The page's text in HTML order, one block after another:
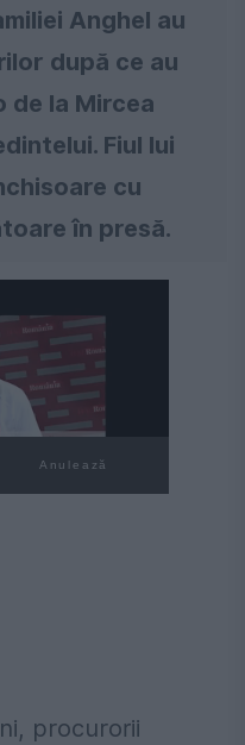
Anghel au
după ce au
de la Mircea
Fiul lui
cu
în presă.
Anulează
procurorii